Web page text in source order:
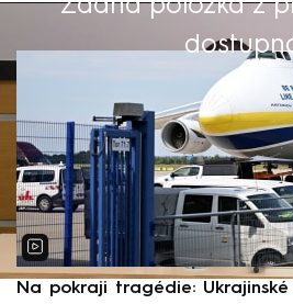
Výběr redakce
Na pokraji tragédie: